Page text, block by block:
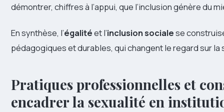
démontrer, chiffres à l’appui, que l’inclusion génère du
En synthèse, l’égalitéet l’inclusion socialese
pédagogiques et durables, qui changent le regard sur
Pratiques professionnelles et
encadrer la sexualité en